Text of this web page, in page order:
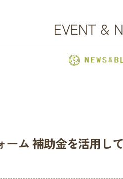
EVENT &
ーム 補助金を活用し